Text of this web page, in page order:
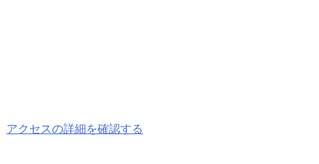
アクセスの詳細を確認する